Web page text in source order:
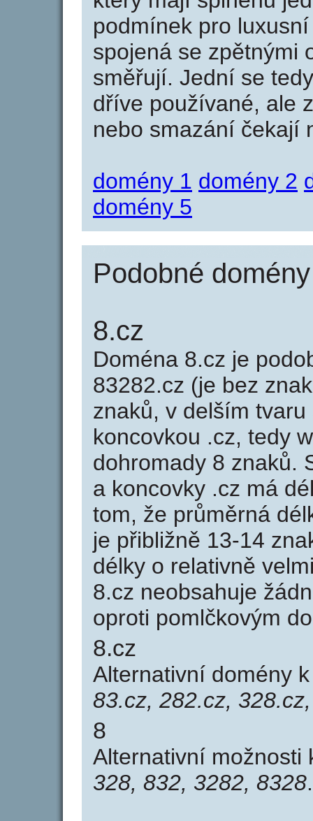
podmínek pro
spojená se zpětnými
směřují. Jední se
dříve používané, ale
nebo smazání čekají
domény 1 domény 2
domény 5
Podobné
8.cz
Doména 8.cz je
83282.cz (je bez
znaků, v delším
koncovkou .cz, tedy
dohromady 8 znaků.
a koncovky .cz má
tom, že průměrná
je přibližně 13-14
délky o relativně
8.cz neobsahuje
oproti pomlčkovým
8.cz
Alternativní domény
83.cz, 282.cz,
8
Alternativní možnosti
328, 832, 3282, 8328.